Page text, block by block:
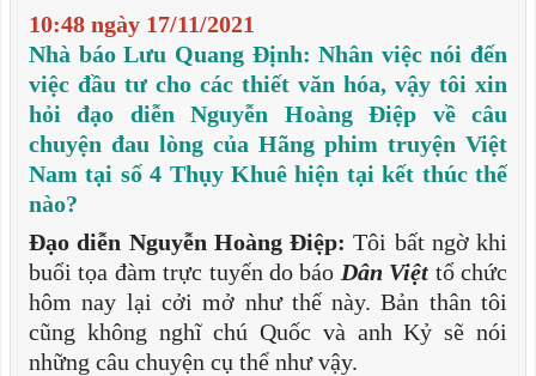
10:48 ngày 17/11/2021
Nhà báo Lưu Quang Định: Nhân việc nói đến
việc đầu tư cho các thiết văn hóa, vậy tôi xin
hỏi đạo diễn Nguyễn Hoàng Điệp về câu
chuyện đau lòng của Hãng phim truyện Việt
Nam tại số 4 Thụy Khuê hiện tại kết thúc thế
nào?
Đạo diễn Nguyễn Hoàng Điệp: Tôi bất ngờ khi
buổi tọa đàm trực tuyến do báo Dân Việt tổ chức
hôm nay lại cởi mở như thế này. Bản thân tôi
cũng không nghĩ chú Quốc và anh Kỷ sẽ nói
những câu chuyện cụ thể như vậy.